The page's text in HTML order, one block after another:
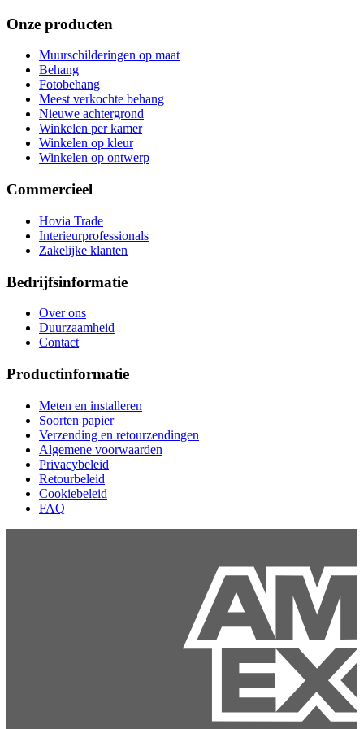
Onze producten
Muurschilderingen op maat
Behang
Fotobehang
Meest verkochte behang
Nieuwe achtergrond
Winkelen per kamer
Winkelen op kleur
Winkelen op ontwerp
Commercieel
Hovia Trade
Interieurprofessionals
Zakelijke klanten
Bedrijfsinformatie
Over ons
Duurzaamheid
Contact
Productinformatie
Meten en installeren
Soorten papier
Verzending en retourzendingen
Algemene voorwaarden
Privacybeleid
Retourbeleid
Cookiebeleid
FAQ